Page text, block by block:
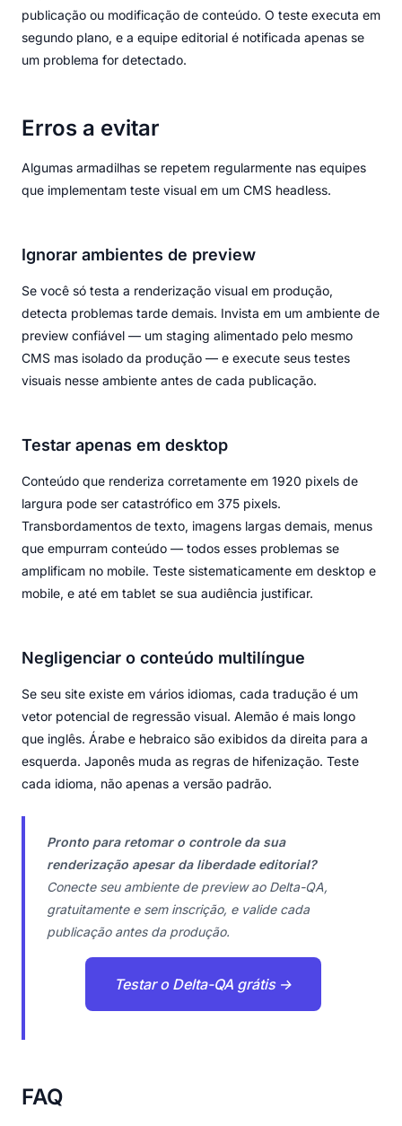
publicação ou modificação de conteúdo. O teste executa em
segundo plano, e a equipe editorial é notificada apenas se
um problema for detectado.
Erros a evitar
Algumas armadilhas se repetem regularmente nas equipes
que implementam teste visual em um CMS headless.
Ignorar ambientes de preview
Se você só testa a renderização visual em produção,
detecta problemas tarde demais. Invista em um ambiente de
preview confiável — um staging alimentado pelo mesmo
CMS mas isolado da produção — e execute seus testes
visuais nesse ambiente antes de cada publicação.
Testar apenas em desktop
Conteúdo que renderiza corretamente em 1920 pixels de
largura pode ser catastrófico em 375 pixels.
Transbordamentos de texto, imagens largas demais, menus
que empurram conteúdo — todos esses problemas se
amplificam no mobile. Teste sistematicamente em desktop e
mobile, e até em tablet se sua audiência justificar.
Negligenciar o conteúdo multilíngue
Se seu site existe em vários idiomas, cada tradução é um
vetor potencial de regressão visual. Alemão é mais longo
que inglês. Árabe e hebraico são exibidos da direita para a
esquerda. Japonês muda as regras de hifenização. Teste
cada idioma, não apenas a versão padrão.
Pronto para retomar o controle da sua
renderização apesar da liberdade editorial?
Conecte seu ambiente de preview ao Delta-QA,
gratuitamente e sem inscrição, e valide cada
publicação antes da produção.
Testar o Delta-QA grátis →
FAQ